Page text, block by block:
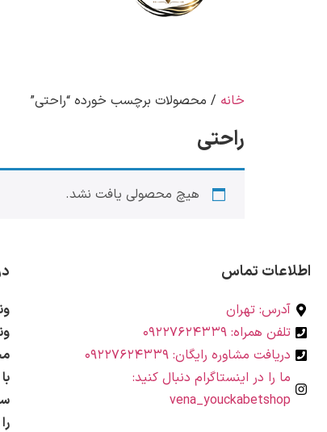
خانه / محصولات برچسب خورده “راحتی”
راحتی
هیچ محصولی یافت نشد.
اطلاعات تماس
آدرس: تهران
تلفن همراه: ۰۹۲۲۷۶۲۴۳۳۹
دریافت مشاوره رایگان: ۰۹۲۲۷۶۲۴۳۳۹
ما را در اینستاگرام دنبال کنید:
vena_youckabetshop